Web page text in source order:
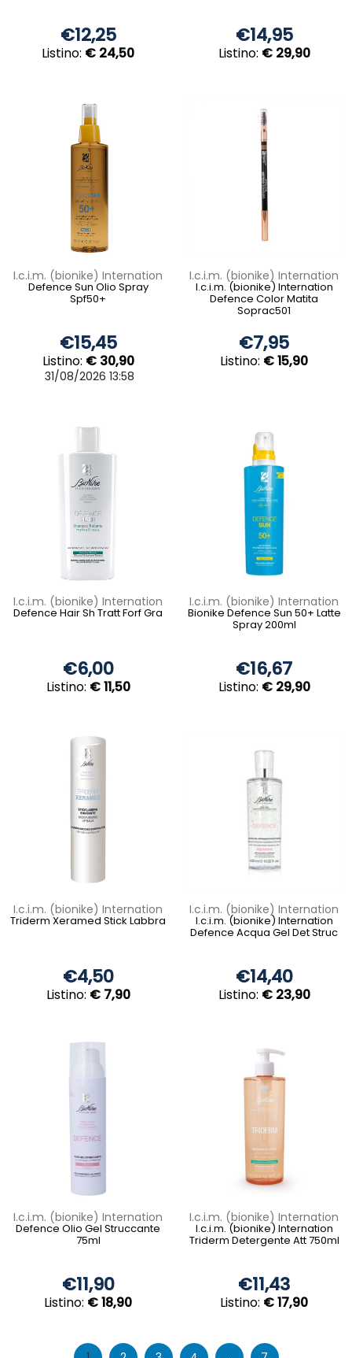
€12,25
Listino: € 24,50
€14,95
Listino: € 29,90
I.c.i.m. (bionike) Internation
Defence Sun Olio Spray
Spf50+
€15,45
Listino: € 30,90
31/08/2026 13:58
I.c.i.m. (bionike) Internation
I.c.i.m. (bionike) Internation
Defence Color Matita
Soprac501
€7,95
Listino: € 15,90
I.c.i.m. (bionike) Internation
Defence Hair Sh Tratt Forf Gra
€6,00
Listino: € 11,50
I.c.i.m. (bionike) Internation
Bionike Defence Sun 50+ Latte
Spray 200ml
€16,67
Listino: € 29,90
I.c.i.m. (bionike) Internation
Triderm Xeramed Stick Labbra
€4,50
Listino: € 7,90
I.c.i.m. (bionike) Internation
I.c.i.m. (bionike) Internation
Defence Acqua Gel Det Struc
€14,40
Listino: € 23,90
I.c.i.m. (bionike) Internation
Defence Olio Gel Struccante
75ml
€11,90
Listino: € 18,90
I.c.i.m. (bionike) Internation
I.c.i.m. (bionike) Internation
Triderm Detergente Att 750ml
€11,43
Listino: € 17,90